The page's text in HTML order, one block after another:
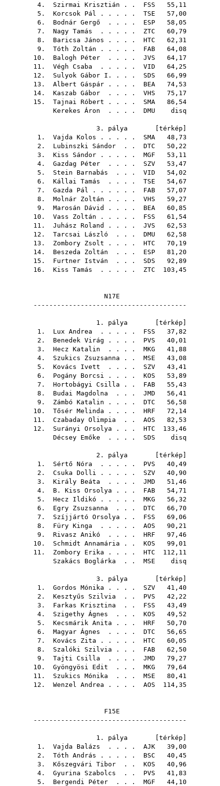
4. Szirmai Krisztián . . FSS 55,11
5. Korcsok Pál . . . . . TSE 57,00
6. Bodnár Gergő . . . . ESP 58,05
7. Nagy Tamás . . . . . ZTC 60,79
8. Baricsa János . . . . HTC 62,31
9. Tóth Zoltán . . . . . FAB 64,08
10. Balogh Péter . . . . JVS 64,17
11. Végh Csaba . . . . . VID 64,25
12. Sulyok Gábor I. . . . SDS 66,99
13. Albert Gáspár . . . . BEA 74,53
14. Kaszab Gábor . . . . VHS 75,17
15. Tajnai Róbert . . . . SMA 86,54
Kerekes Áron . . . . DMU disq
3. pálya [ térkép
1. Vajda Kolos . . . . . SMA 48,73
2. Lubinszki Sándor . . DTC 50,22
3. Kiss Sándor . . . . . MGF 53,11
4. Gazdag Péter . . . . SZV 53,47
5. Stein Barnabás . . . VID 54,02
6. Kállai Tamás . . . . TSE 54,67
7. Gazda Pál . . . . . . FAB 57,07
8. Molnár Zoltán . . . . VHS 59,27
9. Marosán Dávid . . . . BEA 60,85
10. Vass Zoltán . . . . . FSS 61,54
11. Juhász Roland . . . . JVS 62,53
12. Tarcsai László . . . DMU 62,58
13. Zombory Zsolt . . . . HTC 70,19
14. Beszeda Zoltán . . . ESP 81,20
15. Furtner István . . . SDS 92,89
16. Kiss Tamás . . . . . ZTC 103,45
N17E
---------------------------------------
1. pálya [ térkép
1. Lux Andrea . . . . . FSS 37,82
2. Benedek Virág . . . . PVS 40,01
3. Hecz Katalin . . . . MKG 41,88
4. Szukics Zsuzsanna . . MSE 43,08
5. Kovács Ivett . . . . SZV 43,41
6. Pogány Borcsi . . . . KOS 53,89
7. Hortobágyi Csilla . . FAB 55,43
8. Budai Magdolna . . . JMD 56,41
9. Zámbó Katalin . . . . DTC 56,58
10. Tősér Melinda . . . . HRF 72,14
11. Czabaday Olimpia . . AOS 82,53
12. Surányi Orsolya . . . HTC 133,46
Décsey Emőke . . . . SDS disq
2. pálya [ térkép
1. Sértő Nóra . . . . . PVS 40,49
2. Csuka Dolli . . . . . SZV 40,90
3. Király Beáta . . . . JMD 51,46
4. B. Kiss Orsolya . . . FAB 54,71
5. Hecz Ildikó . . . . . MKG 56,32
6. Egry Zsuzsanna . . . DTC 66,70
7. Szíjjártó Orsolya . . FSS 69,06
8. Füry Kinga . . . . . AOS 90,21
9. Rivasz Anikó . . . . HRF 97,46
10. Schmidt Annamária . . KOS 99,01
11. Zombory Erika . . . . HTC 112,11
Szakács Boglárka . . MSE disq
3. pálya [ térkép
1. Gordos Mónika . . . . SZV 41,40
2. Kesztyűs Szilvia . . PVS 42,22
3. Farkas Krisztina . . FSS 43,49
4. Szigethy Ágnes . . . KOS 49,52
5. Kecsmárik Anita . . . HRF 50,70
6. Magyar Ágnes . . . . DTC 56,65
7. Kovács Zita . . . . . HTC 60,05
8. Szalóki Szilvia . . . FAB 62,50
9. Tajti Csilla . . . . JMD 79,27
10. Gyöngyösi Edit . . . MKG 79,64
11. Szukics Mónika . . . MSE 80,41
12. Wenzel Andrea . . . . AOS 114,35
F15E
---------------------------------------
1. pálya [ térkép
1. Vajda Balázs . . . . AJK 39,00
2. Tóth András . . . . . BSC 40,45
3. Kőszegvári Tibor . . KOS 40,96
4. Gyurina Szabolcs . . PVS 41,83
5. Bergendi Péter . . . MGF 44,10